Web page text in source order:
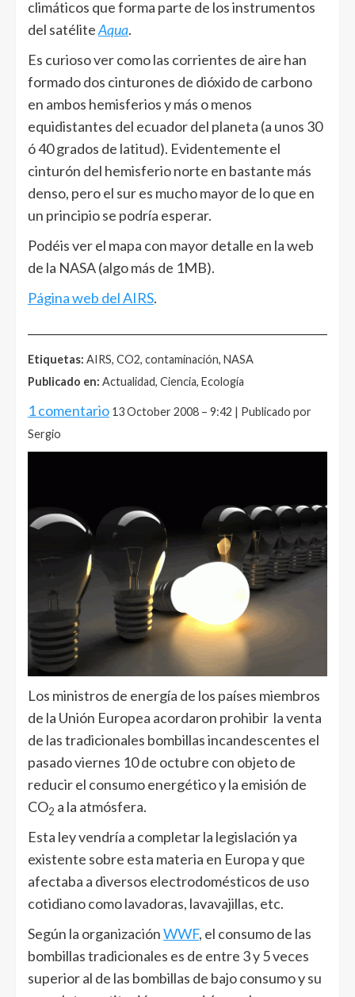
climáticos que forma parte de los instrumentos
del satéliteAqua.
Es curioso ver como las corrientes de aire han
formado dos cinturones de dióxido de carbono
en ambos hemisferios y más o menos
equidistantes del ecuador del planeta (a unos 30
ó 40 grados de latitud). Evidentemente el
cinturón del hemisferio norte en bastante más
denso, pero el sur es mucho mayor de lo que en
un principio se podría esperar.
Podéis ver el mapa con mayor detalle en la web
de la NASA (algo más de 1MB).
Página web del AIRS.
Etiquetas: AIRS, CO2, contaminación, NASA
Publicado en: Actualidad, Ciencia, Ecología
1 comentario 13 October 2008 – 9:42 | Publicado por
Sergio
Los ministros de energía de los países miembros
de la Unión Europea acordaron prohibir la venta
de las tradicionales bombillas incandescentes el
pasado viernes 10 de octubre con objeto de
reducir el consumo energético y la emisión de
CO2 a la atmósfera.
Esta ley vendría a completar la legislación ya
existente sobre esta materia en Europa y que
afectaba a diversos electrodomésticos de uso
cotidiano como lavadoras, lavavajillas, etc.
Según la organizaciónWWF, el consumo de las
bombillas tradicionales es de entre 3 y 5 veces
superior al de las bombillas de bajo consumo y su